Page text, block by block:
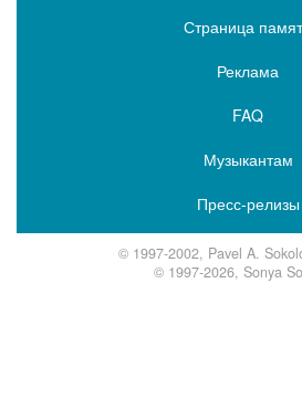
Страница
Реклама
FAQ
Музыкантам
Пресс-релизы
© 1997-2002, Pavel A.
© 1997-2026, Sonya